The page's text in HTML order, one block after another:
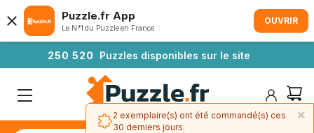
250 520 Puzzles disponibles sur le site
Puzzle.fr App
Le N°1 du Puzzle en France
OUVRIR
×
2 exemplaire(s) ont été commandé(s) ces
30 derniers jours.